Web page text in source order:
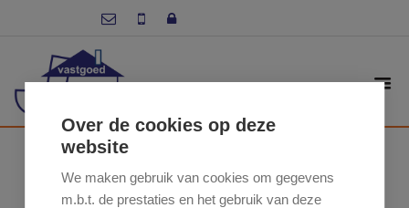
Over de cookies op deze
website
We maken gebruik van cookies om gegevens
m.b.t. de prestaties en het gebruik van deze